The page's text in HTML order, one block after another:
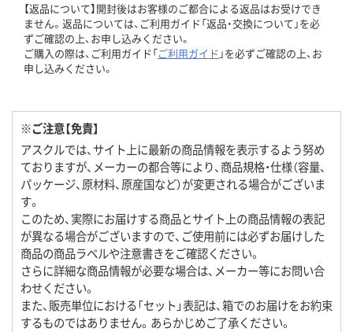
【返品について】開封後はお客様のご都合による返品はお受けでき
ません。返品については、ご利用ガイド「返品・交換について」を必
ずご確認の上、お申し込みください。
ご購入の際は、ご利用ガイド「ご利用ガイド 」を必ずご確認の上、お
申し込みください。
※ご注意【免責】
アスクルでは、サイト上に最新の商品情報を表示するよう努め
ておりますが、メーカーの都合等により、商品規格・仕様（容量、
パッケージ、原材料、原産国など）が変更される場合がございま
す。
このため、実際にお届けする商品とサイト上の商品情報の表記
が異なる場合がございますので、ご使用前には必ずお届けした
商品の商品ラベルや注意書きをご確認ください。
さらに詳細な商品情報が必要な場合は、メーカー等にお問い合
わせください。
また、販売単位における「セット」表記は、箱でのお届けをお約束
するものではありません。あらかじめご了承ください。